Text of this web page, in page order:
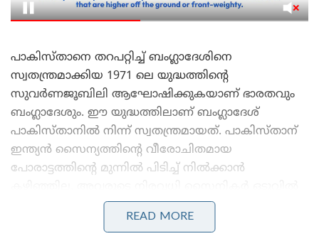
പാകിസ്താനെ തറപറ്റിച്ച് ബംഗ്ലാദേശിനെ
സ്വതന്ത്രമാക്കിയ 1971 ലെ യുദ്ധത്തിന്റെ
സുവര്‍ണജൂബിലി ആഘോഷിക്കുകയാണ് ഭാരതവും
ബംഗ്ലാദേശും. ഈ യുദ്ധത്തിലാണ് ബംഗ്ലാദേശ്
പാകിസ്താനില്‍ നിന്ന് സ്വതന്ത്രമായത്. പാകിസ്താന്
ഇന്ത്യന്‍ സൈന്യത്തിന്റെ വീരോചിതമായ
പോരാട്ടത്തിന്റെ മുന്നില്‍ പിടിച്ച് നില്‍ക്കാന്‍
നിരുപാധികം കീഴടങ്ങുകയായിരുന്നു.
സുവര്‍ണജൂബിലി ആഘോഷത്തിന്റെ ഭാഗമായാണ്
READ MORE